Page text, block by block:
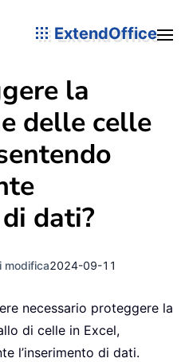
ExtendOffice
la
delle celle
dati?
modifica2024-09-11
necessario proteggere la
di celle in Excel,
l’inserimento di dati.